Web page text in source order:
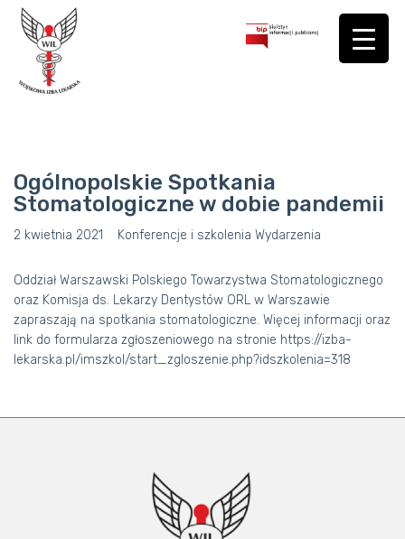
Ogólnopolskie Spotkania
Stomatologiczne w dobie pandemii
2 kwietnia 2021 Konferencje i szkolenia Wydarzenia
Oddział Warszawski Polskiego Towarzystwa Stomatologicznego
oraz Komisja ds. Lekarzy Dentystów ORL w Warszawie
zapraszają na spotkania stomatologiczne. Więcej informacji oraz
link do formularza zgłoszeniowego na stronie https://izba-
lekarska.pl/imszkol/start_zgloszenie.php?idszkolenia=318